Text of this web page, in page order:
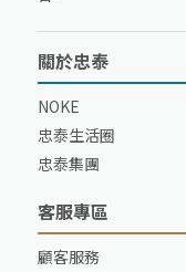
關於忠泰
NOKE
忠泰生活圈
忠泰集團
客服專區
顧客服務